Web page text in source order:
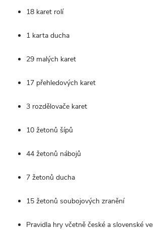
18 karet rolí
1 karta ducha
29 malých karet
17 přehledových karet
3 rozdělovače karet
10 žetonů šípů
44 žetonů nábojů
7 žetonů ducha
15 žetonů soubojových zranění
Pravidla hry včetně české a slovenské